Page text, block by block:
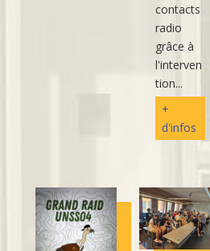
contacts
radio
grâce à
l'interven
tion...
+
d'infos